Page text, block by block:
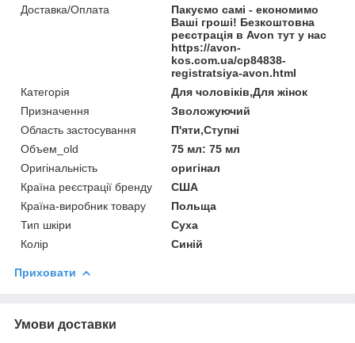
Доставка/Оплата
Пакуємо самі - економимо
Ваші гроші! Безкоштовна
реєстрація в Avon тут у нас
https://avon-
kos.com.ua/cp84838-
registratsiya-avon.html
Категорія
Для чоловіків,Для жінок
Призначення
Зволожуючий
Область застосування
П'яти,Ступні
Объем_old
75 мл: 75 мл
Оригінальність
оригінал
Країна реєстрації бренду
США
Країна-виробник товару
Польща
Тип шкіри
Суха
Колір
Синій
Приховати
Умови доставки